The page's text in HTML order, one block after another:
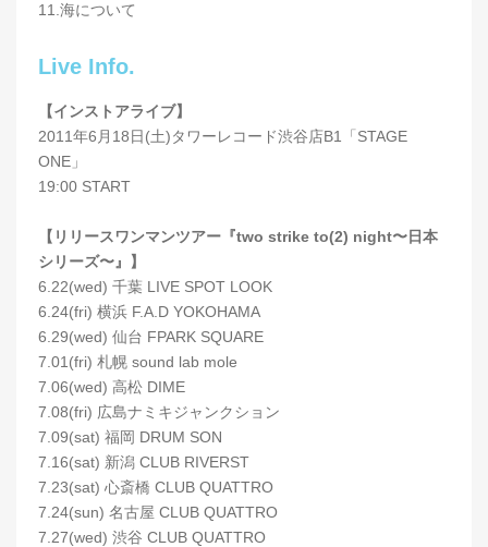
11.海について
Live Info.
【インストアライブ】
2011年6月18日(土)タワーレコード渋谷店B1「STAGE
ONE」
19:00 START
【リリースワンマンツアー『two strike to(2) night〜日本
シリーズ〜』】
6.22(wed) 千葉 LIVE SPOT LOOK
6.24(fri) 横浜 F.A.D YOKOHAMA
6.29(wed) 仙台 FPARK SQUARE
7.01(fri) 札幌 sound lab mole
7.06(wed) 高松 DIME
7.08(fri) 広島ナミキジャンクション
7.09(sat) 福岡 DRUM SON
7.16(sat) 新潟 CLUB RIVERST
7.23(sat) 心斎橋 CLUB QUATTRO
7.24(sun) 名古屋 CLUB QUATTRO
7.27(wed) 渋谷 CLUB QUATTRO